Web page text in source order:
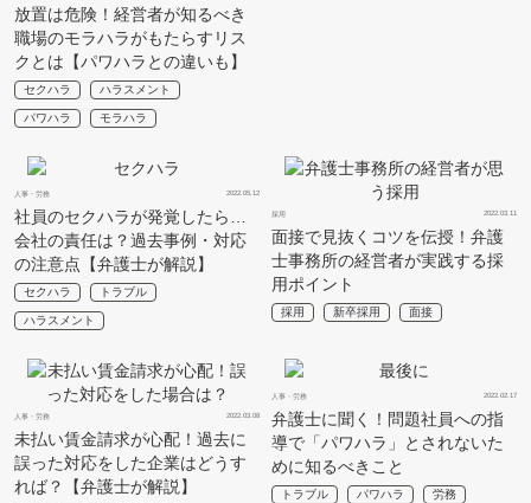
放置は危険！経営者が知るべき
職場のモラハラがもたらすリス
クとは【パワハラとの違いも】
セクハラ ハラスメント
パワハラ モラハラ
人事・労務 2022.05.12
社員のセクハラが発覚したら…
会社の責任は？過去事例・対応
の注意点【弁護士が解説】
セクハラ トラブル
ハラスメント
採用 2022.03.11
面接で見抜くコツを伝授！弁護
士事務所の経営者が実践する採
用ポイント
採用 新卒採用 面接
人事・労務 2022.03.08
未払い賃金請求が心配！過去に
誤った対応をした企業はどうす
れば？【弁護士が解説】
人事・労務 2022.02.17
弁護士に聞く！問題社員への指
導で「パワハラ」とされないた
めに知るべきこと
トラブル パワハラ 労務